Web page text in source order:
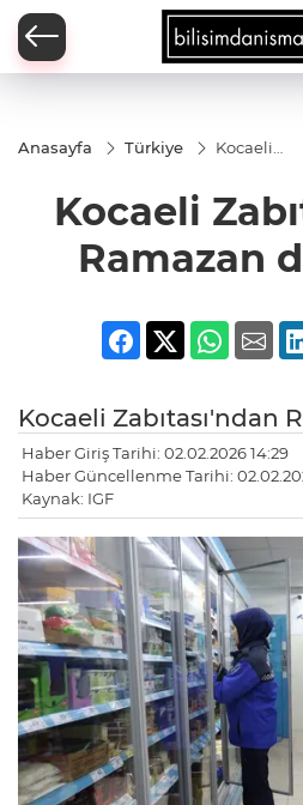
Anasayfa Türkiye
Kocaeli
denetimi
Kocaeli
Ramazan
Kocaeli Zabıtası'ndan
Haber Giriş Tarihi: 02.02.2026 14:29
Haber Güncellenme Tarihi:
Kaynak: IGF